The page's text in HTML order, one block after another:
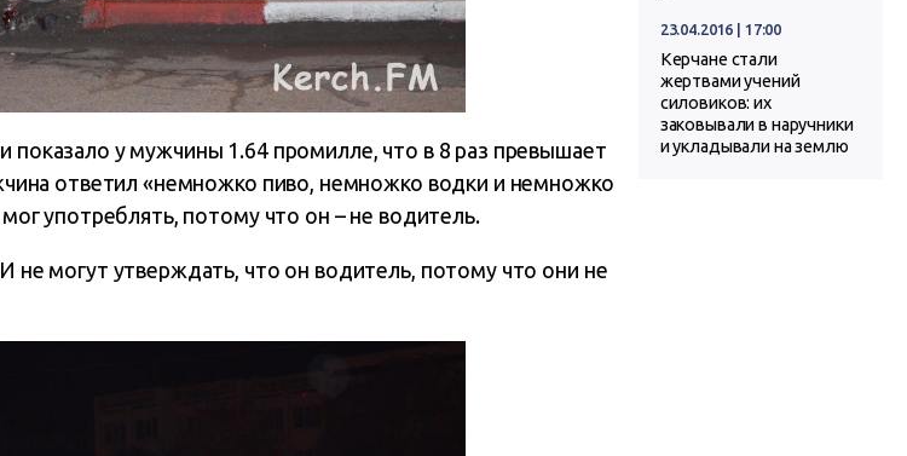
показало у мужчины 1.64 промилле, что в 8 раз превышает
ответил «немножко пиво, немножко водки и немножко
употреблять, потому что он – не водитель.
не могут утверждать, что он водитель, потому что они не
23.04.2016 | 17:00
Керчане стали
жертвами учений
силовиков: их
заковывали в наручники
и укладывали на землю